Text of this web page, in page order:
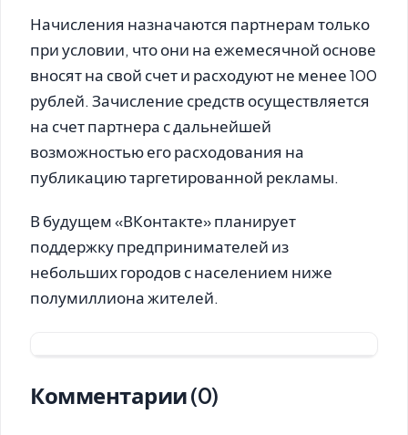
Начисления назначаются партнерам только
при условии, что они на ежемесячной основе
вносят на свой счет и расходуют не менее 100
рублей. Зачисление средств осуществляется
на счет партнера с дальнейшей
возможностью его расходования на
публикацию таргетированной рекламы.
В будущем «ВКонтакте» планирует
поддержку предпринимателей из
небольших городов с населением ниже
полумиллиона жителей.
Комментарии (0)